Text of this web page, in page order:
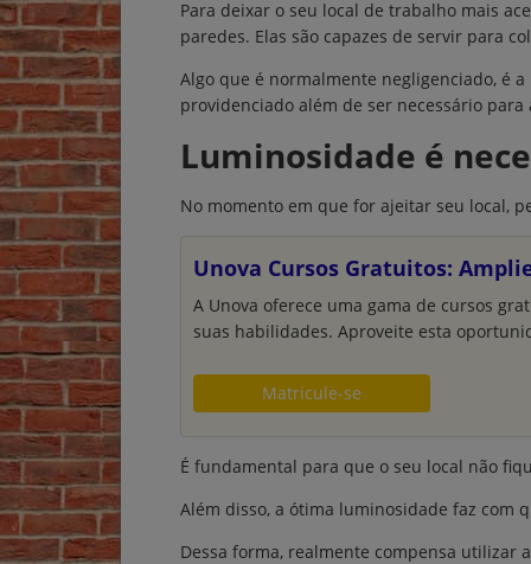
Para deixar o seu local de trabalho mais
paredes. Elas são capazes de servir para
Algo que é normalmente negligenciado, é
providenciado além de ser necessário
Luminosidade é
No momento em que for ajeitar seu local,
Unova Cursos Gratuitos:
A Unova oferece uma gama de cursos
suas habilidades. Aproveite esta
Matricule-se
É fundamental para que o seu local não
Além disso, a ótima luminosidade faz com
Dessa forma, realmente compensa